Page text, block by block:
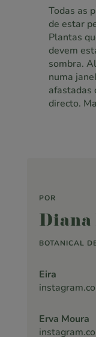
Todas as
de estar
Plantas
devem
sombra.
numa
afastadas
directo.
POR
BOTANICAL
Eira
Erva Moura